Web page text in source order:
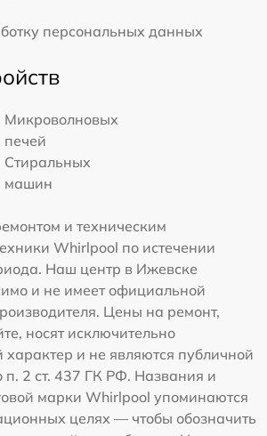
персональных данных
Микроволновых
печей
Стиральных
машин
и техническим
Whirlpool по истечении
Наш центр в Ижевске
и не имеет официальной
Цены на ремонт,
носят исключительно
и не являются публичной
п. 2 ст. 437 ГК РФ. Названия и
марки Whirlpool упоминаются
целях — чтобы обозначить